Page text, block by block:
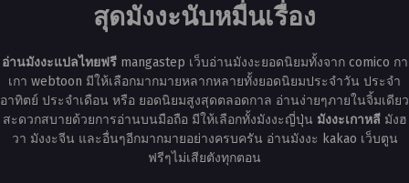
สุดมังงะนับหมื่นเรื่อง
อ่านมังงะแปลไทยฟรีmangastep เว็บอ่านมังงะยอดนิยมทั้งจาก comico กา
เกา webtoon มีให้เลือกมากมายหลากหลายทั้งยอดนิยมประจำวัน ประจำ
อาทิตย์ ประจำเดือน หรือ ยอดนิยมสูงสุดตลอดกาล อ่านง่ายๆภายในจิ้มเดียว
สะดวกสบายด้วยการอ่านบนมือถือ มีให้เลือกทั้งมังงะญี่ปุ่น มังงะเกาหลีมังฮ
วา มังงะจีน และอื่นๆอีกมากมายอย่างครบครัน อ่านมังงะ kakao เว็บตูน
ฟรีๆไม่เสียตังทุกตอน